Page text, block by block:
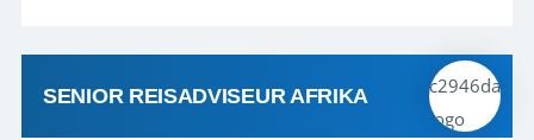
het samenstellen van hun droomreis. Voor dez...
SENIOR REISADVISEUR AFRIKA